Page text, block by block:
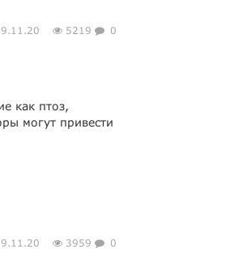
5219 0
как птоз,
могут привести
3959 0